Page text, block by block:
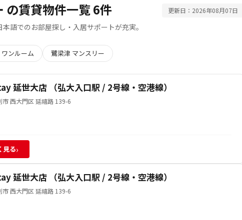
の賃貸物件一覧 6件
語でのお部屋探し・入居サポートが充実。
更新日：2026年08月07日
ンルーム 鷺梁津 マンスリー
延世大店 （弘大入口駅 / 2号線・空港線）
市 西大門区 延禧路 139-6
見る›
延世大店 （弘大入口駅 / 2号線・空港線）
市 西大門区 延禧路 139-6